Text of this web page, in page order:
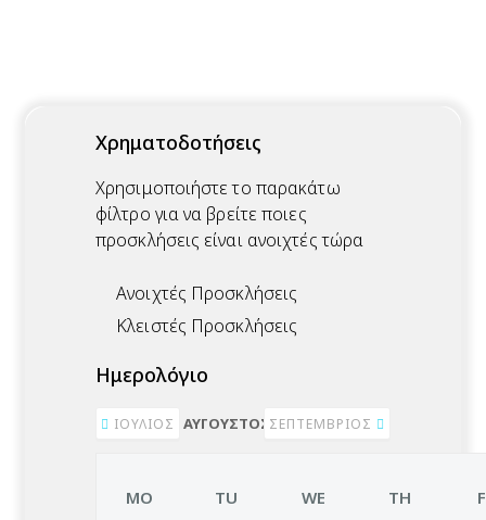
Χρηματοδοτήσεις
Χρησιμοποιήστε το παρακάτω
φίλτρο για να βρείτε ποιες
προσκλήσεις είναι ανοιχτές τώρα
Ανοιχτές Προσκλήσεις
Κλειστές Προσκλήσεις
Ημερολόγιο
ΙΟΎΛΙΟΣ ΑΎΓΟΥΣΤΟΣ 2026ΣΕΠΤΈΜΒΡΙΟΣ
MO TU WE TH